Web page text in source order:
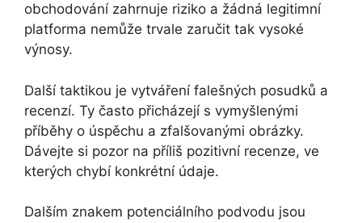
obchodování zahrnuje riziko a žádná legitimní
platforma nemůže trvale zaručit tak vysoké
výnosy.
Další taktikou je vytváření falešných posudků a
recenzí. Ty často přicházejí s vymyšlenými
příběhy o úspěchu a zfalšovanými obrázky.
Dávejte si pozor na příliš pozitivní recenze, ve
kterých chybí konkrétní údaje.
Dalším znakem potenciálního podvodu jsou